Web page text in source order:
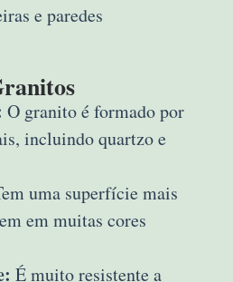
e paredes
O granito é formado por
incluindo quartzo e
uma superfície mais
em muitas cores
É muito resistente a